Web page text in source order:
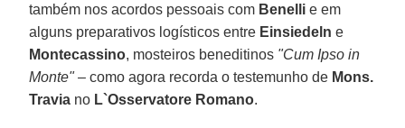
também nos acordos pessoais com Benelli e em
alguns preparativos logísticos entre Einsiedeln e
Montecassino, mosteiros beneditinos "Cum Ipso in
Monte"– como agora recorda o testemunho de Mons.
Travia no L`Osservatore Romano.